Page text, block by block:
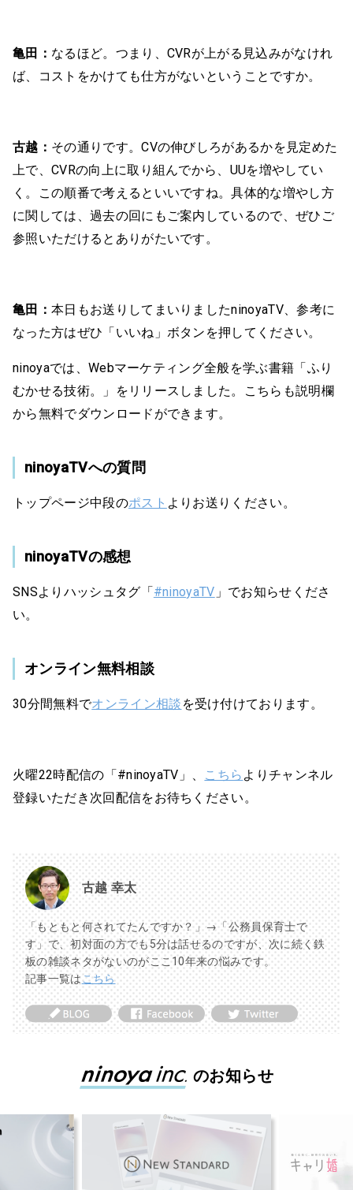
亀田： なるほど。つまり、CVRが上がる見込みがなけれ
ば、コストをかけても仕方がないということですか。
古越： その通りです。CVの伸びしろがあるかを見定めた
上で、CVRの向上に取り組んでから、UUを増やしてい
く。この順番で考えるといいですね。具体的な増やし方
に関しては、過去の回にもご案内しているので、ぜひご
参照いただけるとありがたいです。
亀田： 本日もお送りしてまいりましたninoyaTV、参考に
なった方はぜひ「いいね」ボタンを押してください。
ninoyaでは、Webマーケティング全般を学ぶ書籍「ふり
むかせる技術。」をリリースしました。こちらも説明欄
から無料でダウンロードができます。
ninoyaTVへの質問
トップページ中段のポスト よりお送りください。
ninoyaTVの感想
SNSよりハッシュタグ「#ninoyaTV 」でお知らせくださ
い。
オンライン無料相談
30分間無料でオンライン相談 を受け付けております。
火曜22時配信の「#ninoyaTV」、 こちら よりチャンネル
登録いただき次回配信をお待ちください。
古越 幸太
「もともと何されてたんですか？」→「公務員保育士で
す」で、初対面の方でも5分は話せるのですが、次に続く鉄
板の雑談ネタがないのがここ10年来の悩みです。
記事一覧はこちら
のお知らせ